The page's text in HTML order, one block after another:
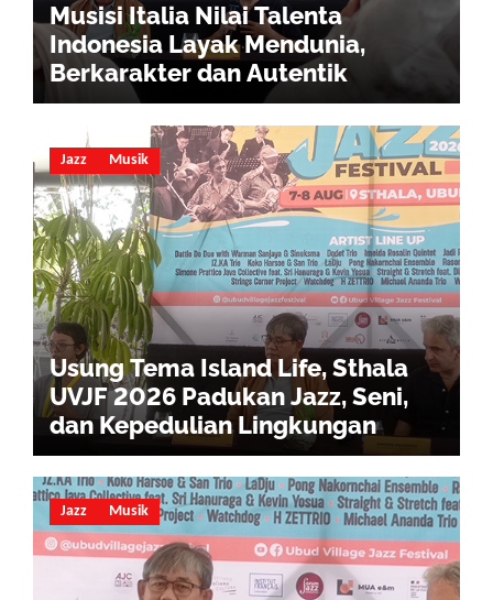
Musisi Italia Nilai Talenta
Indonesia Layak Mendunia,
Berkarakter dan Autentik
Jazz Musik
Usung Tema Island Life, Sthala
UVJF 2026 Padukan Jazz, Seni,
dan Kepedulian Lingkungan
Jazz Musik